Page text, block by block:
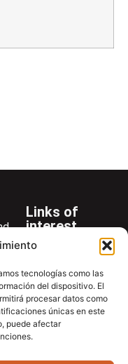
tecnologías como las
del dispositivo. El
procesar datos como
únicas en este
puede afectar
Links of
interest
Company
News
Newsletter
Download
Contac